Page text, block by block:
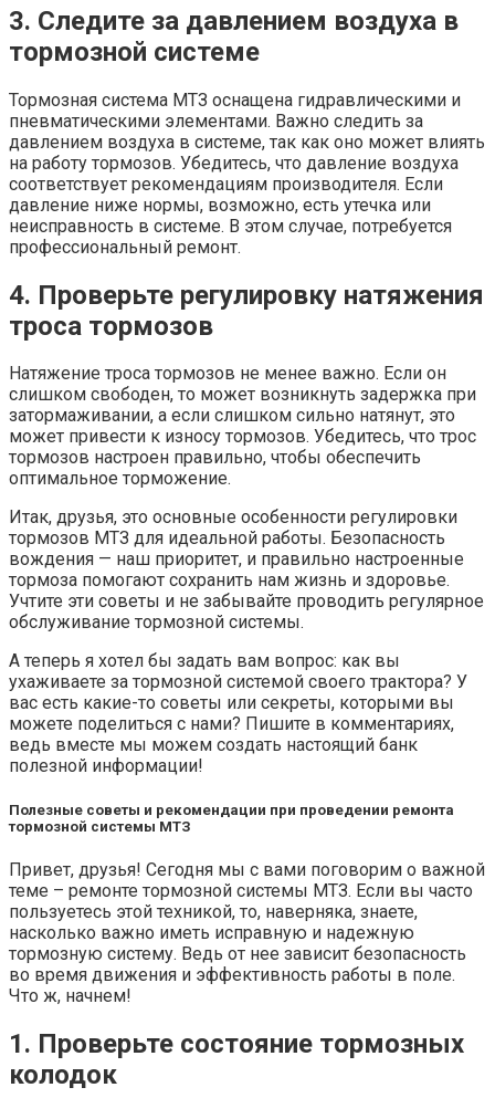
3. Следите за давлением воздуха в
тормозной системе
Тормозная система МТЗ оснащена гидравлическими и
пневматическими элементами. Важно следить за
давлением воздуха в системе, так как оно может влиять
на работу тормозов. Убедитесь, что давление воздуха
соответствует рекомендациям производителя. Если
давление ниже нормы, возможно, есть утечка или
неисправность в системе. В этом случае, потребуется
профессиональный ремонт.
4. Проверьте регулировку натяжения
троса тормозов
Натяжение троса тормозов не менее важно. Если он
слишком свободен, то может возникнуть задержка при
затормаживании, а если слишком сильно натянут, это
может привести к износу тормозов. Убедитесь, что трос
тормозов настроен правильно, чтобы обеспечить
оптимальное торможение.
Итак, друзья, это основные особенности регулировки
тормозов МТЗ для идеальной работы. Безопасность
вождения — наш приоритет, и правильно настроенные
тормоза помогают сохранить нам жизнь и здоровье.
Учтите эти советы и не забывайте проводить регулярное
обслуживание тормозной системы.
А теперь я хотел бы задать вам вопрос: как вы
ухаживаете за тормозной системой своего трактора? У
вас есть какие-то советы или секреты, которыми вы
можете поделиться с нами? Пишите в комментариях,
ведь вместе мы можем создать настоящий банк
полезной информации!
Полезные советы и рекомендации при проведении ремонта
тормозной системы МТЗ
Привет, друзья! Сегодня мы с вами поговорим о важной
теме – ремонте тормозной системы МТЗ. Если вы часто
пользуетесь этой техникой, то, наверняка, знаете,
насколько важно иметь исправную и надежную
тормозную систему. Ведь от нее зависит безопасность
во время движения и эффективность работы в поле.
Что ж, начнем!
1. Проверьте состояние тормозных
колодок